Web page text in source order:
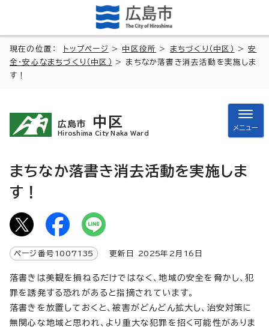
現在の位置： トップページ > 中区役所 > まちづくり（中区） >安
全・安心なまちづくり（中区）
> まちなか落書き消去活動を実施しま
す！
広島市 中区
Hiroshima City Naka Ward
メニュー
まちなか落書き消去活動を実施しま
す！
ページ番号 1007135 更新日 2025年2月 16 日
落書きは美観を損ねるだけではなく、地域の安全を脅かし、犯
罪を誘発する恐れがあると指摘されています。
落書きを放置しておくと、被害がどんどん拡大し、治安対策に
無関心な地域と思われ、より重大な犯罪を招く可能性がありま